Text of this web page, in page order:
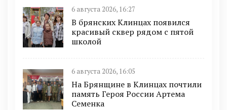
6 августа 2026, 16:27
В брянских Клинцах появился
красивый сквер рядом с пятой
школой
6 августа 2026, 16:05
На Брянщине в Клинцах почтили
память Героя России Артема
Семенка